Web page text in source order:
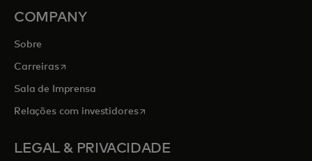
COMPANY
Sobre
Carreirasopens in a new tab
Sala de Imprensa
Relações com investidoresopens in a new tab
LEGAL & PRIVACIDADE